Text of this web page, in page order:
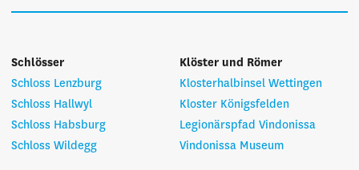
Schlösser
Schloss Lenzburg
Schloss Hallwyl
Schloss Habsburg
Schloss Wildegg
Klöster und Römer
Klosterhalbinsel Wettingen
Kloster Königsfelden
Legionärspfad Vindonissa
Vindonissa Museum